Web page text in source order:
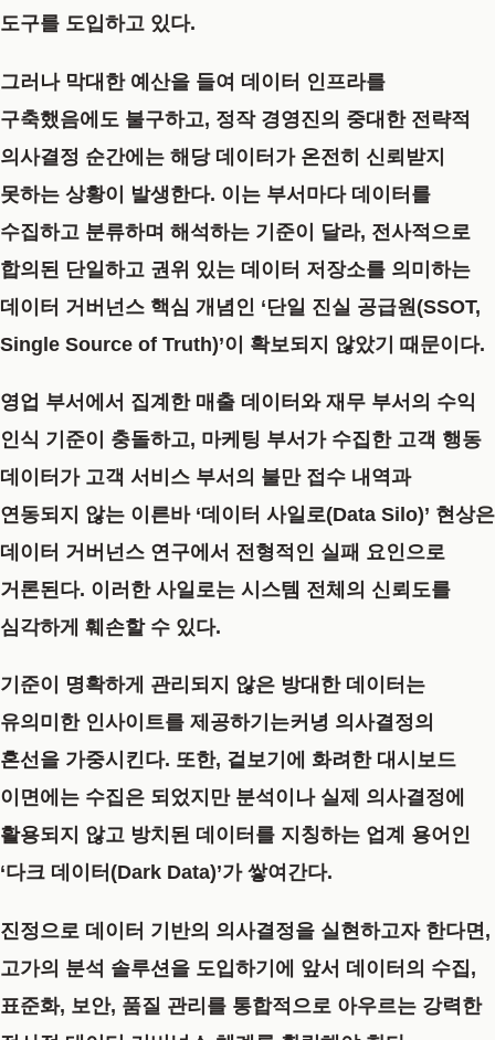
도구를 도입하고 있다.
그러나 막대한 예산을 들여 데이터 인프라를
구축했음에도 불구하고, 정작 경영진의 중대한 전략적
의사결정 순간에는 해당 데이터가 온전히 신뢰받지
못하는 상황이 발생한다. 이는 부서마다 데이터를
수집하고 분류하며 해석하는 기준이 달라, 전사적으로
합의된 단일하고 권위 있는 데이터 저장소를 의미하는
데이터 거버넌스 핵심 개념인 ‘단일 진실 공급원(SSOT,
Single Source of Truth)’이 확보되지 않았기 때문이다.
영업 부서에서 집계한 매출 데이터와 재무 부서의 수익
인식 기준이 충돌하고, 마케팅 부서가 수집한 고객 행동
데이터가 고객 서비스 부서의 불만 접수 내역과
연동되지 않는 이른바 ‘데이터 사일로(Data Silo)’ 현상은
데이터 거버넌스 연구에서 전형적인 실패 요인으로
거론된다. 이러한 사일로는 시스템 전체의 신뢰도를
심각하게 훼손할 수 있다.
기준이 명확하게 관리되지 않은 방대한 데이터는
유의미한 인사이트를 제공하기는커녕 의사결정의
혼선을 가중시킨다. 또한, 겉보기에 화려한 대시보드
이면에는 수집은 되었지만 분석이나 실제 의사결정에
활용되지 않고 방치된 데이터를 지칭하는 업계 용어인
‘다크 데이터(Dark Data)’가 쌓여간다.
진정으로 데이터 기반의 의사결정을 실현하고자 한다면,
고가의 분석 솔루션을 도입하기에 앞서 데이터의 수집,
표준화, 보안, 품질 관리를 통합적으로 아우르는 강력한